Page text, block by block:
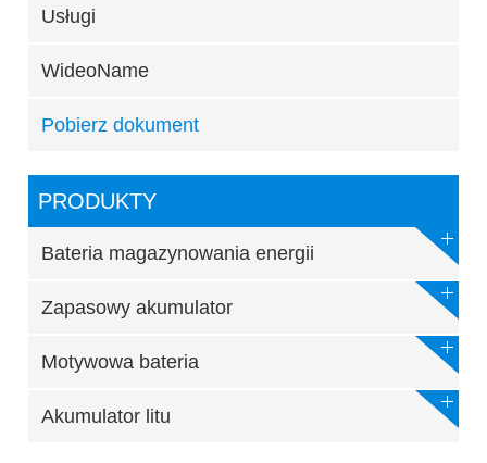
Usługi
WideoName
Pobierz dokument
PRODUKTY
Bateria magazynowania energii
Zapasowy akumulator
Motywowa bateria
Akumulator litu